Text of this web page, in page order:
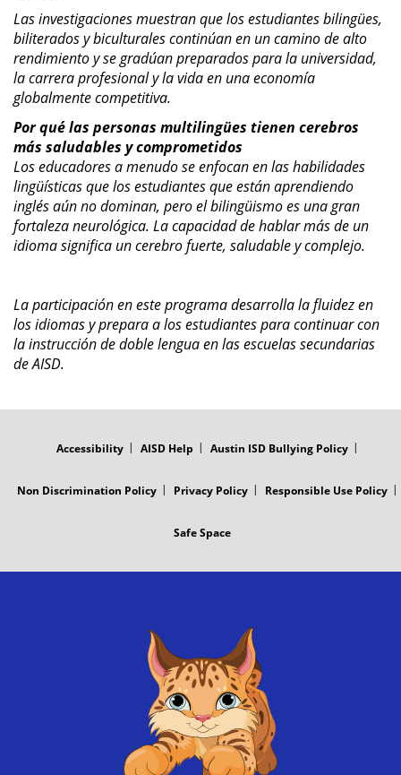
Las investigaciones muestran que los estudiantes bilingües,
biliterados y biculturales continúan en un camino de alto
rendimiento y se gradúan preparados para la universidad,
la carrera profesional y la vida en una economía
globalmente competitiva.
Por qué las personas multilingües tienen cerebros
más saludables y comprometidos
Los educadores a menudo se enfocan en las habilidades
lingüísticas que los estudiantes que están aprendiendo
inglés aún no dominan, pero el bilingüismo es una gran
fortaleza neurológica. La capacidad de hablar más de un
idioma significa un cerebro fuerte, saludable y complejo.
La participación en este programa desarrolla la fluidez en
los idiomas y prepara a los estudiantes para continuar con
la instrucción de doble lengua en las escuelas secundarias
de AISD.
Accessibility AISD Help Austin ISD Bullying Policy
Non Discrimination Policy Privacy Policy Responsible Use Policy
Safe Space